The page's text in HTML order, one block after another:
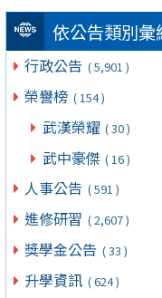
依公告類別彙
行政公告 ( 5,901 )
榮譽榜 ( 154 )
武漢榮耀 ( 30 )
武中豪傑 ( 16 )
人事公告 ( 591 )
進修研習 ( 2,607 )
獎學金公告 ( 33 )
升學資訊 ( 624 )